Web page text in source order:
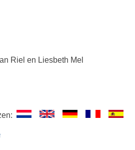
Riel en Liesbeth Mel